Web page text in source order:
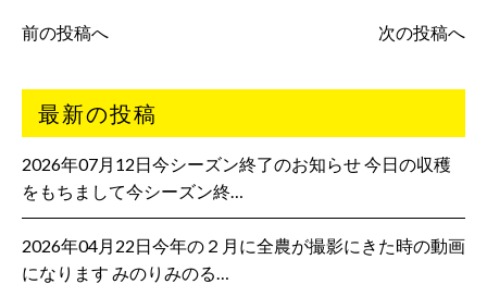
前の投稿へ 次の投稿へ
最新の投稿
2026年07月12日今シーズン終了のお知らせ 今日の収穫
をもちまして今シーズン終…
2026年04月22日今年の２月に全農が撮影にきた時の動画
になります みのりみのる…